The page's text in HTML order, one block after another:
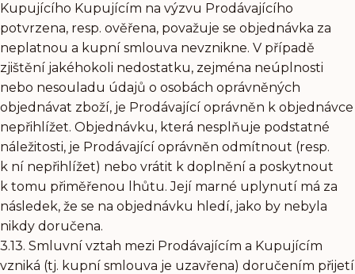
Kupujícího Kupujícím na výzvu Prodávajícího
potvrzena, resp. ověřena, považuje se objednávka za
neplatnou a kupní smlouva nevznikne. V případě
zjištění jakéhokoli nedostatku, zejména neúplnosti
nebo nesouladu údajů o osobách oprávněných
objednávat zboží, je Prodávající oprávněn k objednávce
nepřihlížet. Objednávku, která nesplňuje podstatné
náležitosti, je Prodávající oprávněn odmítnout (resp.
k ní nepřihlížet) nebo vrátit k doplnění a poskytnout
k tomu přiměřenou lhůtu. Její marné uplynutí má za
následek, že se na objednávku hledí, jako by nebyla
nikdy doručena.
3.13. Smluvní vztah mezi Prodávajícím a Kupujícím
vzniká (tj. kupní smlouva je uzavřena) doručením přijetí